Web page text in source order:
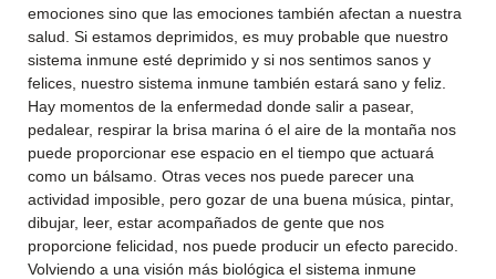
emociones sino que las emociones también afectan a nuestra
salud. Si estamos deprimidos, es muy probable que nuestro
sistema inmune esté deprimido y si nos sentimos sanos y
felices, nuestro sistema inmune también estará sano y feliz.
Hay momentos de la enfermedad donde salir a pasear,
pedalear, respirar la brisa marina ó el aire de la montaña nos
puede proporcionar ese espacio en el tiempo que actuará
como un bálsamo. Otras veces nos puede parecer una
actividad imposible, pero gozar de una buena música, pintar,
dibujar, leer, estar acompañados de gente que nos
proporcione felicidad, nos puede producir un efecto parecido.
Volviendo a una visión más biológica el sistema inmune